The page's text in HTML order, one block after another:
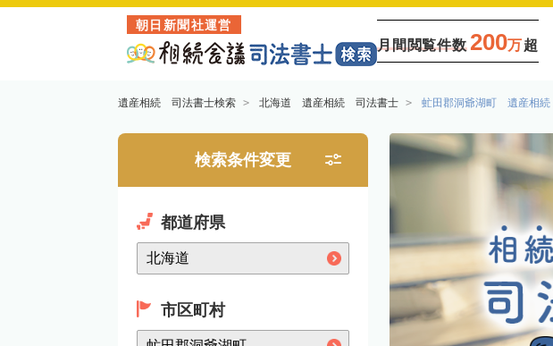
朝日新聞社運営
月間閲覧件数 200万超
遺産相続 司法書士検索 北海道 遺産相続 司法書士 虻田郡洞爺湖町 遺産相
検索条件変更
都道府県
市区町村